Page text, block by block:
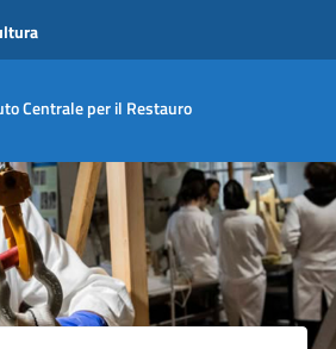
Centrale per il Restauro